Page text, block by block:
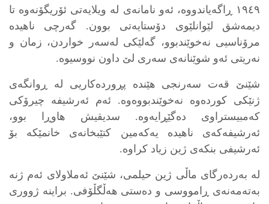
١٩٤٩ ڕاگەیاندووە، ئەو نامانەی لە ویلایەتی ئۆریگۆنەوە تا
دیمەشق لێوانلێوی دۆستایەتی بوون. گەرچی ناهیدە
مرۆناسیی نەخوێندبوو، گەلێکی لەسەر خواردن، زمان و
نەریتی ئەو شوێنانەی سەری لێ داون نووسیوە.
شێنێ قەت سەرنجی هێندە پڕوردەکاریی لە ڕوانگەی
ژنێکی کوردەوە نەخوێندبووەوە. ئەم ئەرشیفە چیرۆکی
کەمبیستراوی دەگێڕایەوە. سدیقیش هاوڕا بوو،
ئەرشیفەکەی ناهیدە یەکەمین کتێبخانەی خانمێکە بۆ
ئەرشیفی بنکەی ژین زیاد کراوە.
لە بەردەرگای ماڵی ژین حیلمی، شێنێ ئەملاولای ئەم ژنە
بەتەمەنەی ڕامووسی و دەستی هەڵگڵۆفی. براینە ژووری